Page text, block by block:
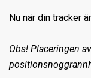
Nu när din tracker
Obs! Placeringen